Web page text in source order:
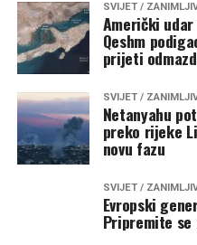
SVIJET /
Američki
Qeshm
prijeti
SVIJET /
Netanyahu
preko rijeke
novu fazu
SVIJET /
Evropski
Pripremite